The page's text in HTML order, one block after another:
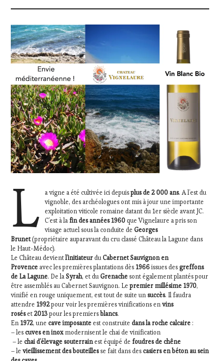
L a vigne a été cultivée ici depuisplus de 2 000 ans. A l’est du
vignoble, des archéologues ont mis à jour une importante
exploitation viticole romaine datant du 1er siècle avant JC.
C’est à lafin des années 1960que Vignelaure a pris son
visage actuel sous la conduite deGeorges
Brunet(propriétaire auparavant du cru classé Château la Lagune dans
le Haut-Médoc).
Le Château devientl’initiateurduCabernet Sauvignon en
Provence avec les premières plantations dès 1966issues des greffons
de La Lagune. De laSyrah, et duGrenache sont également plantés pour
être assemblés au Cabernet Sauvignon. Lepremier millésime 1970,
vinifié en rouge uniquement, est tout de suite un succès. Il faudra
attendre 1992pour voir les premières vinifications envins
roséset2013pour les premiersblancs.
En 1972, une cave imposanteest construitedans la roche calcaire :
– les cuves en inoxmodernisent le chai de vinification
– le chai d’élevage souterrainest équipé defoudres de chêne
– levieillissement des bouteillesse fait dans des casiers en béton au sein